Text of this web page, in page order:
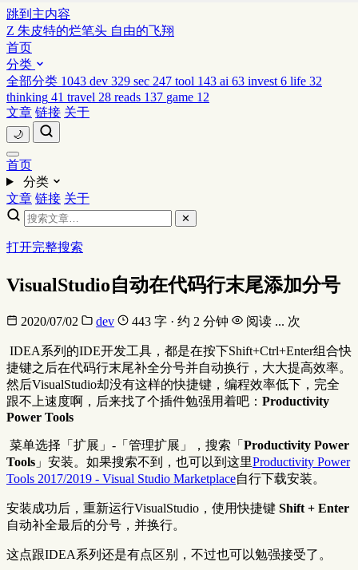
跳到主内容
Z 朱皮特的烂笔头 自由的飞翔
首页
分类
全部分类 1043 dev 329 sec 247 tool 143 ai 63 invest 6 life 32
thinking 41 travel 28 reads 137 game 12
文章 链接 关于
🌙
首页
分类
文章 链接 关于
✕
打开完整搜索
VisualStudio自动在代码行末尾添加分号
2020/07/02 dev 443 字 · 约 2 分钟 阅读 ... 次
​ IDEA系列的IDE开发工具，都是在按下Shift+Ctrl+Enter组合快
捷键之后在代码行末尾补全分号并自动换行，大大提高效率。
然后VisualStudio却没有这样的快捷键，编程效率低下，完全
跟不上速度啊，后来找了个插件勉强用着吧： Productivity
Power Tools
​ 菜单选择「扩展」-「管理扩展」，搜索「 Productivity Power
Tools 」安装。如果搜索不到，也可以到这里Productivity Power
Tools 2017/2019 - Visual Studio Marketplace自行下载安装。
安装成功后，重新运行VisualStudio，使用快捷键 Shift + Enter
自动补全最后的分号，并换行。
这点跟IDEA系列还是有点区别，不过也可以勉强接受了。